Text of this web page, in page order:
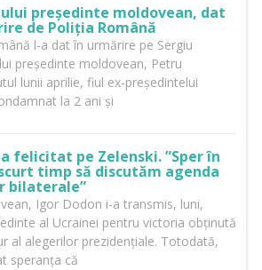
președinte moldovean, dat
de Poliția Română
l-a dat în urmărire pe Sergiu
președinte moldovean, Petru
lunii aprilie, fiul ex-președintelui
la 2 ani și
felicitat pe Zelenski. ”Sper în
timp să discutăm agenda
bilaterale”
Igor Dodon i-a transmis, luni,
al Ucrainei pentru victoria obținută
al alegerilor prezidențiale. Totodată,
speranța că